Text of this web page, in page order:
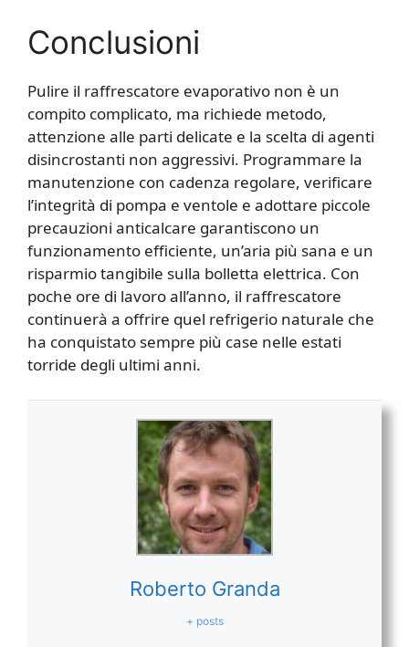
Conclusioni
Pulire il raffrescatore evaporativo non è un
compito complicato, ma richiede metodo,
attenzione alle parti delicate e la scelta di agenti
disincrostanti non aggressivi. Programmare la
manutenzione con cadenza regolare, verificare
l’integrità di pompa e ventole e adottare piccole
precauzioni anticalcare garantiscono un
funzionamento efficiente, un’aria più sana e un
risparmio tangibile sulla bolletta elettrica. Con
poche ore di lavoro all’anno, il raffrescatore
continuerà a offrire quel refrigerio naturale che
ha conquistato sempre più case nelle estati
torride degli ultimi anni.
Roberto Granda
+ posts